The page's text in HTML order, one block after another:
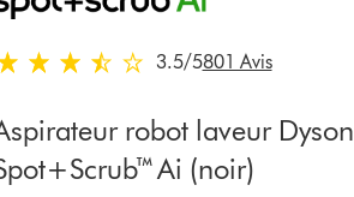
stars out of 5 from 801 Avis
3.5/5801 Avis
robot laveur Dyson
Ai (noir)